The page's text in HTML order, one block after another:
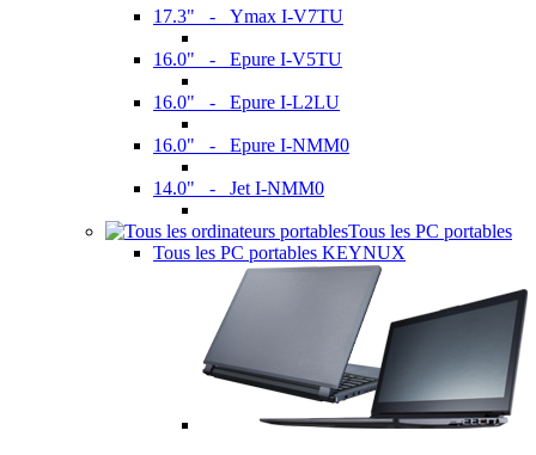
17.3" - Ymax I-V7TU
16.0" - Epure I-V5TU
16.0" - Epure I-L2LU
16.0" - Epure I-NMM0
14.0" - Jet I-NMM0
Tous les PC portables
Tous les PC portables KEYNUX